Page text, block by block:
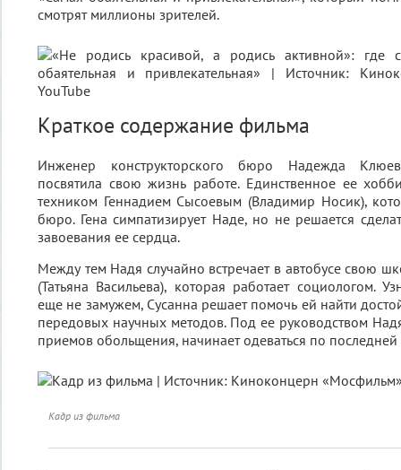
смотрят миллионы зрителей.
Краткое содержание фильма
Инженер конструкторского бюро Надежда
посвятила свою жизнь работе. Единственное ее
техником Геннадием Сысоевым (Владимир Носик),
бюро. Гена симпатизирует Наде, но не решается
завоевания ее сердца.
Между тем Надя случайно встречает в автобусе свою
(Татьяна Васильева), которая работает социологом.
еще не замужем, Сусанна решает помочь ей найти
передовых научных методов. Под ее руководством
приемов обольщения, начинает одеваться по
Кадр из фильма